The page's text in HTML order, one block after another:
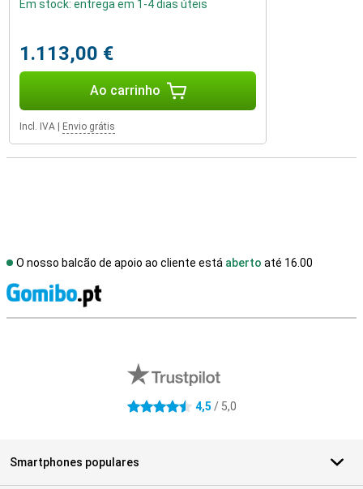
Em stock: entrega em 1-4 dias úteis
1.113,00 €
Ao carrinho
Incl. IVA Envio grátis
O nosso balcão de apoio ao cliente está aberto até 16.00
4.5 estrelas 4,5 / 5,0
Smartphones populares